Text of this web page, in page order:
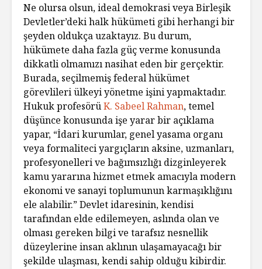
Ne olursa olsun, ideal demokrasi veya Birleşik
Devletler’deki halk hükümeti gibi herhangi bir
şeyden oldukça uzaktayız. Bu durum,
hükümete daha fazla güç verme konusunda
dikkatli olmamızı nasihat eden bir gerçektir.
Burada, seçilmemiş federal hükümet
görevlileri ülkeyi yönetme işini yapmaktadır.
Hukuk profesörüK. Sabeel Rahman, temel
düşünce konusunda işe yarar bir açıklama
yapar, “İdari kurumlar, genel yasama organı
veya formaliteci yargıçların aksine, uzmanları,
profesyonelleri ve bağımsızlığı dizginleyerek
kamu yararına hizmet etmek amacıyla modern
ekonomi ve sanayi toplumunun karmaşıklığını
ele alabilir.” Devlet idaresinin, kendisi
tarafından elde edilemeyen, aslında olan ve
olması gereken bilgi ve tarafsız nesnellik
düzeylerine insan aklının ulaşamayacağı bir
şekilde ulaşması, kendi sahip olduğu kibirdir.